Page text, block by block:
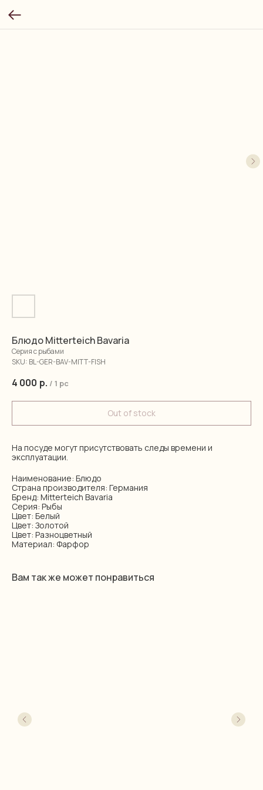
Блюдо Mitterteich Bavaria
Серия с рыбами
SKU: BL-GER-BAV-MITT-FISH
4 000 р. / 1 pc
Out of stock
На посуде могут присутствовать следы времени и
эксплуатации.
Наименование: Блюдо
Страна производителя: Германия
Бренд: Mitterteich Bavaria
Серия: Рыбы
Цвет: Белый
Цвет: Золотой
Цвет: Разноцветный
Материал: Фарфор
Вам так же может понравиться